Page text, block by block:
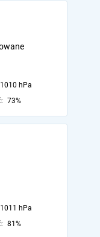
1010 hPa
73%
1011 hPa
81%